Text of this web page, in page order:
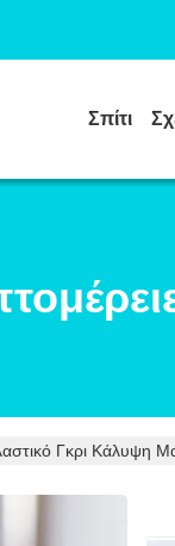
Σπίτι
Γκρι Κάλυψη